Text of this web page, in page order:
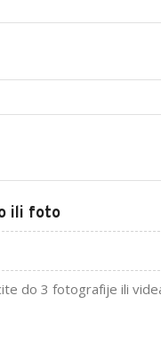
ili foto
do 3 fotografije ili